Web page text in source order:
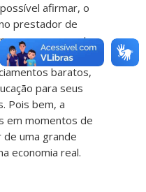
afirmar, o
prestador de
no momento
seu trabalho
baratos,
para seus
Pois bem, a
em momentos de
uma grande
economia real.